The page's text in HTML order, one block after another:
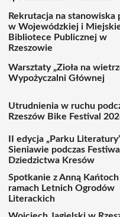
Rekrutacja na stanowiska
w Wojewódzkiej i
Bibliotece Publicznej w
Rzeszowie
Warsztaty „Zioła na
Wypożyczalni Głównej
Utrudnienia w ruchu
Rzeszów Bike Festival
II edycja „Parku
Sieniawie podczas
Dziedzictwa Kresów
Spotkanie z Anną
ramach Letnich Ogrodów
Literackich